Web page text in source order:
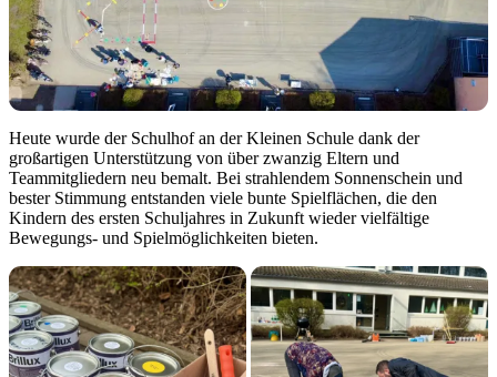
Heute wurde der Schulhof an der Kleinen Schule dank der
großartigen Unterstützung von über zwanzig Eltern und
Teammitgliedern neu bemalt. Bei strahlendem Sonnenschein und
bester Stimmung entstanden viele bunte Spielflächen, die den
Kindern des ersten Schuljahres in Zukunft wieder vielfältige
Bewegungs- und Spielmöglichkeiten bieten.